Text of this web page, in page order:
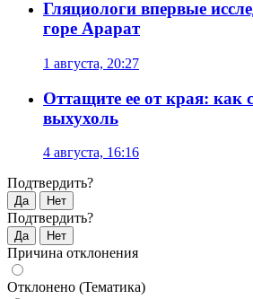
Гляциологи впервые
горе Арарат
1 августа, 20:27
Оттащите ее от края: как
выхухоль
4 августа, 16:16
Подтвердить?
Да Нет
Подтвердить?
Да Нет
Причина отклонения
Отклонено (Тематика)